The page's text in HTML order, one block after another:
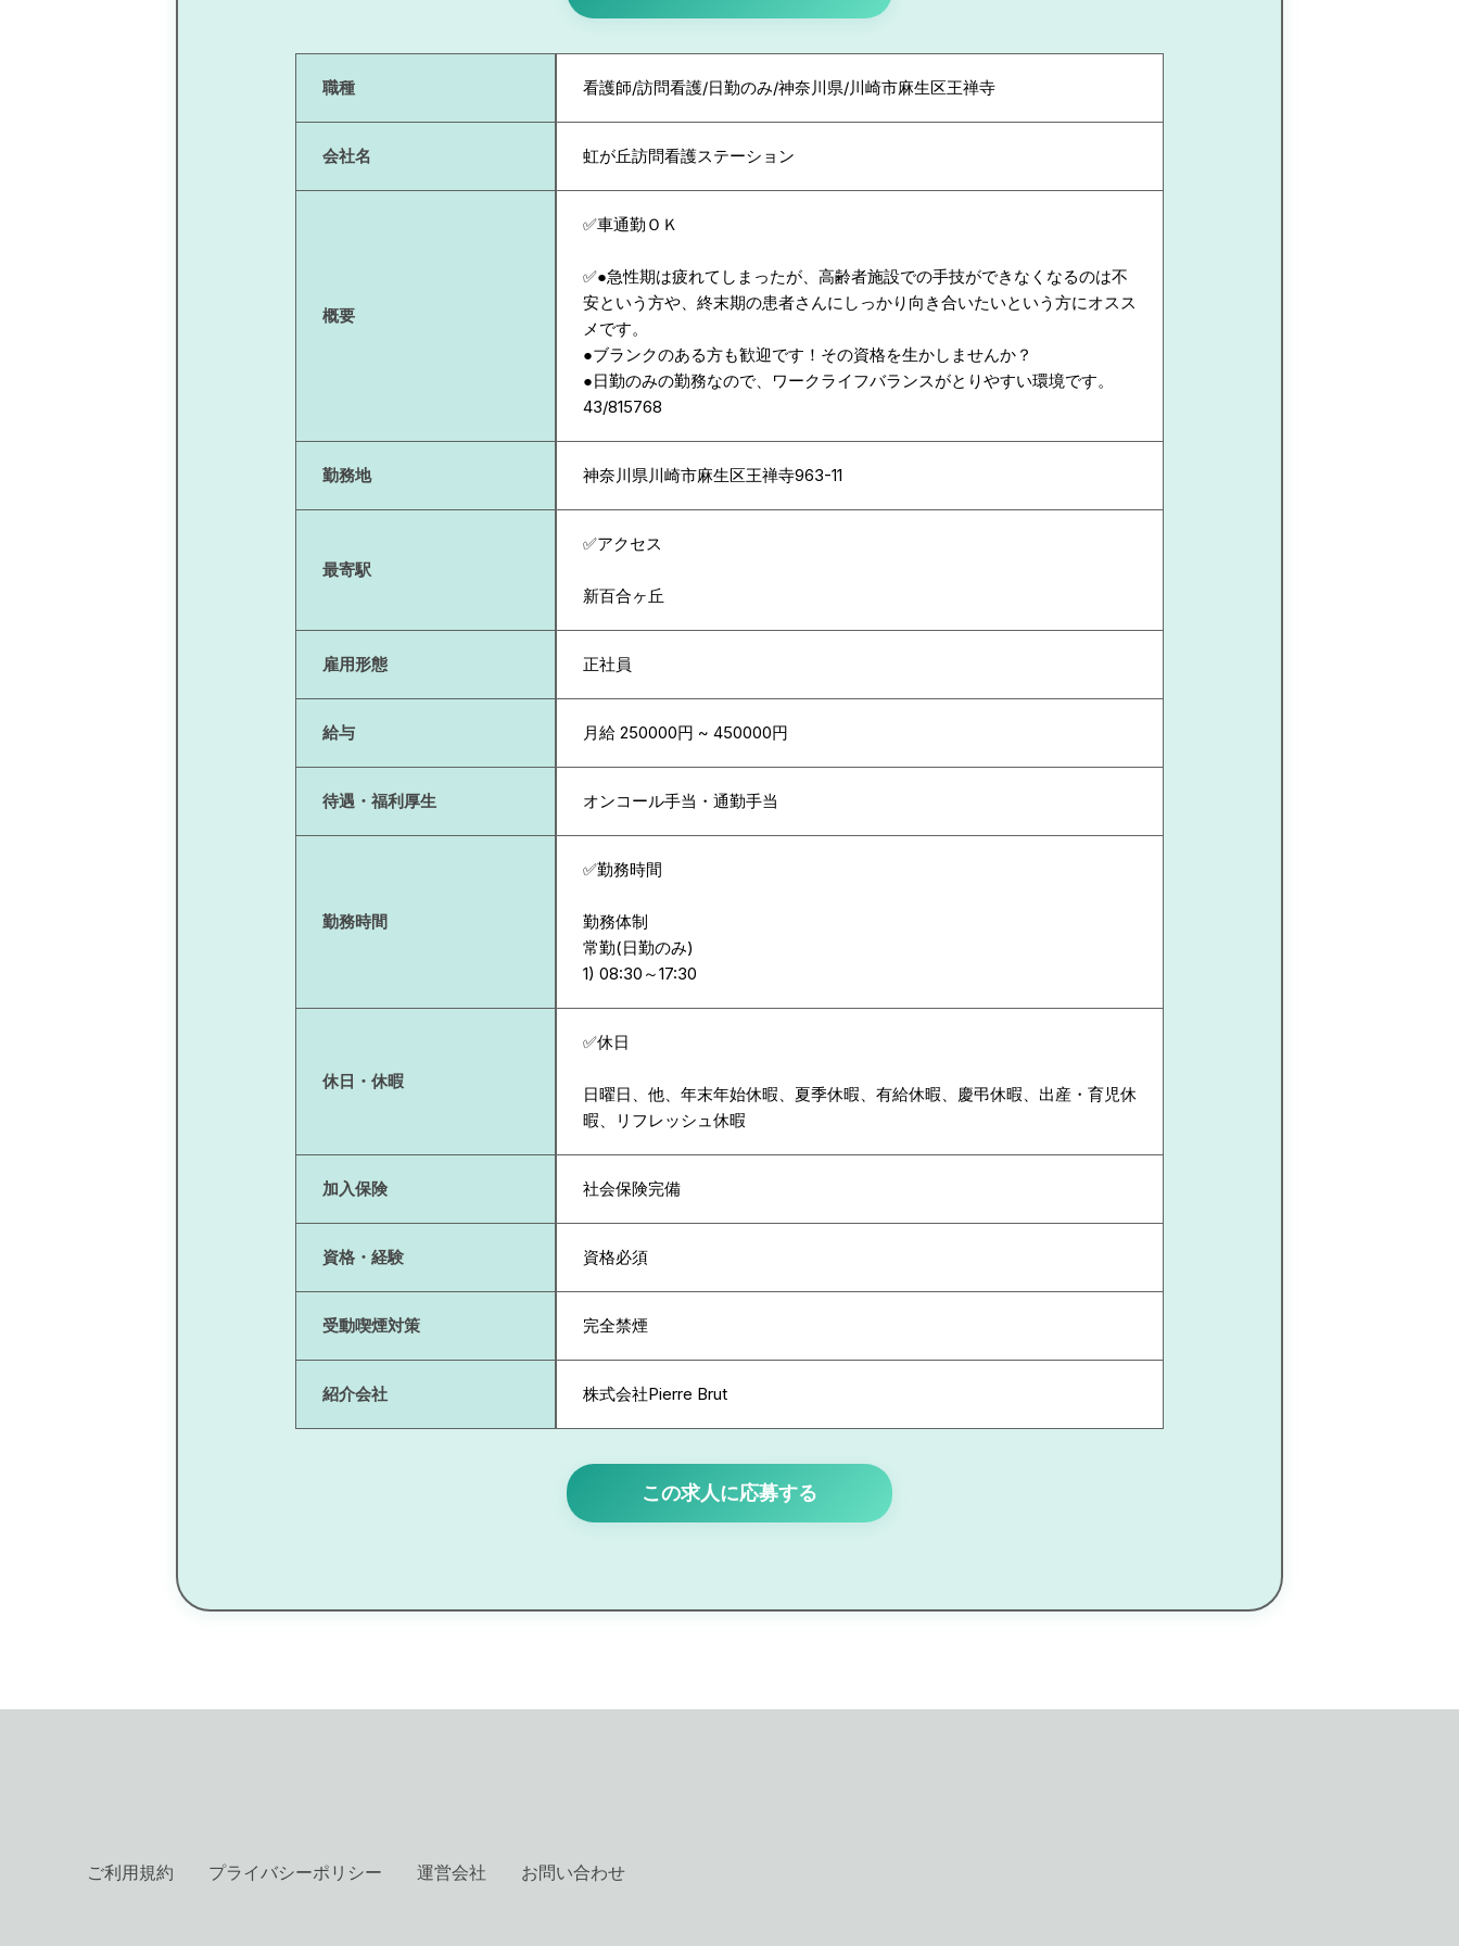
職種 看護師/訪問看護/日勤のみ/神奈川県/川崎市麻生区王禅寺
会社名 虹が丘訪問看護ステーション
概要
✅車通勤ＯＫ
✅●急性期は疲れてしまったが、高齢者施設での手技ができなくなるのは不
安という方や、終末期の患者さんにしっかり向き合いたいという方にオスス
メです。
●ブランクのある方も歓迎です！その資格を生かしませんか？
●日勤のみの勤務なので、ワークライフバランスがとりやすい環境です。
43/815768
勤務地 神奈川県川崎市麻生区王禅寺963-11
最寄駅
✅アクセス
新百合ヶ丘
雇用形態 正社員
給与 月給 250000円 ~ 450000円
待遇・福利厚生 オンコール手当・通勤手当
勤務時間
✅勤務時間
勤務体制
常勤(日勤のみ)
休日・休暇
✅休日
日曜日、他、年末年始休暇、夏季休暇、有給休暇、慶弔休暇、出産・育児休
暇、リフレッシュ休暇
加入保険 社会保険完備
資格・経験 資格必須
受動喫煙対策 完全禁煙
紹介会社 株式会社Pierre Brut
この求人に応募する
ご利用規約 プライバシーポリシー 運営会社 お問い合わせ